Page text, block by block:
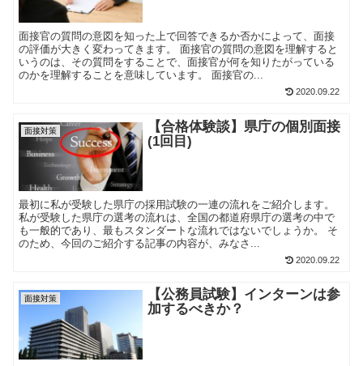
面接官の質問の意図を知った上で回答できるか否かによって、面接
の評価が大きく変わってきます。 面接官の質問の意図を理解すると
いうのは、その質問をすることで、面接官が何を知りたがっている
のかを理解することを意味しています。 面接官の...
2020.09.22
面接対策
【合格体験談】県庁の個別面接
(1回目)
最初に私が受験した県庁の採用試験の一連の流れをご紹介します。
私が受験した県庁の選考の流れは、全国の都道府県庁の選考の中で
も一般的であり、最もスタンダートな流れではないでしょうか。 そ
のため、今回のご紹介する記事の内容が、みなさ...
2020.09.22
面接対策
【公務員試験】インターンは参
加するべきか？